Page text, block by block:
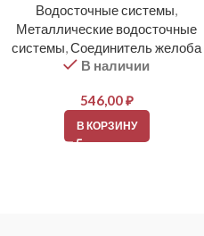
Водосточные системы,
Металлические водосточные
системы,Соединитель желоба
В наличии
546,00₽
В КОРЗИНУ